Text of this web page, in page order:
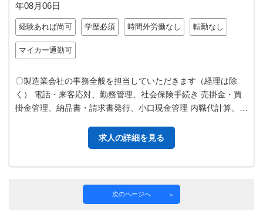
年08月06日
経験あれば尚可 学歴必須 時間外労働なし 転勤なし
マイカー通勤可
〇製造業会社の事務全般を担当していただきます（経理は除
く） 電話・来客応対、勤務管理、社会保険手続き 売掛金・買
掛金管理、納品書・請求書発行、小口現金管理 内職代計算、材
求人の詳細を見る
次のページへ